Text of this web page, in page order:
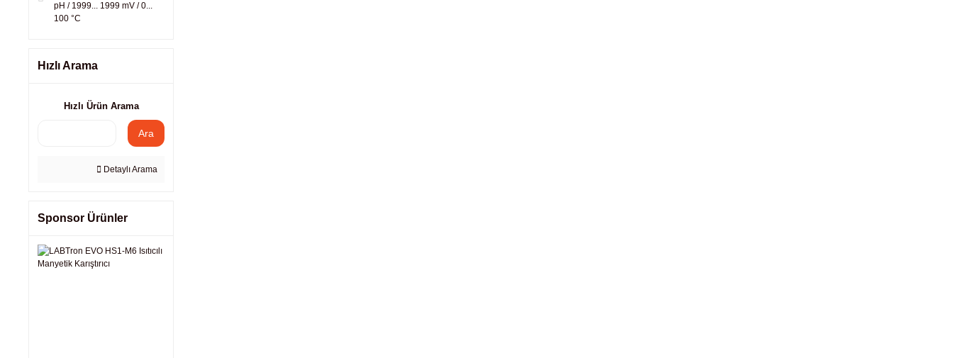
pH / 1999... 1999 mV / 0...
100 °C
Hızlı Arama
Hızlı Ürün Arama
Ara
Detaylı Arama
Sponsor Ürünler